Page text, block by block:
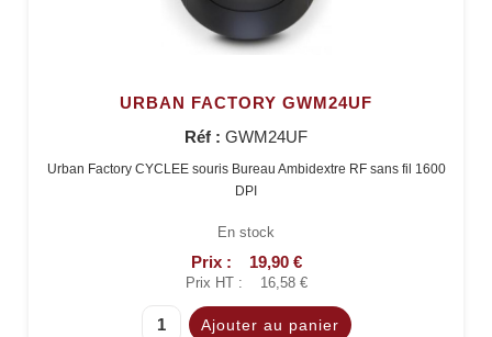
URBAN FACTORY GWM24UF
Réf : GWM24UF
Urban Factory CYCLEE souris Bureau Ambidextre RF sans fil 1600
DPI
En stock
Prix : 19,90 €
Prix HT : 16,58 €